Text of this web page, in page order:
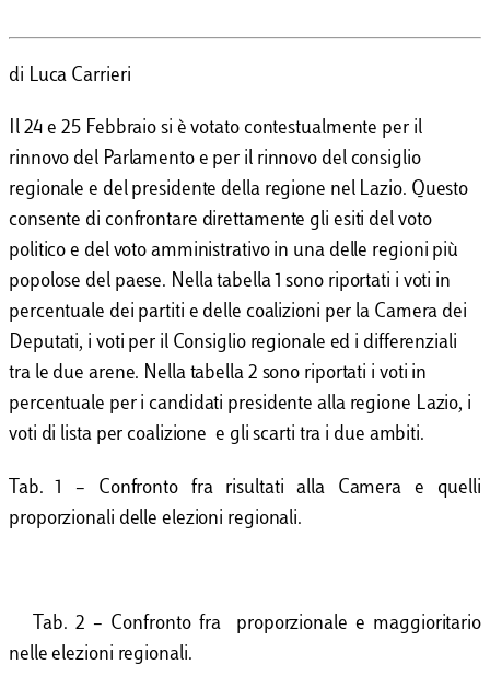
di Luca Carrieri
Il 24 e 25 Febbraio si è votato contestualmente per il
rinnovo del Parlamento e per il rinnovo del consiglio
regionale e del presidente della regione nel Lazio. Questo
consente di confrontare direttamente gli esiti del voto
politico e del voto amministrativo in una delle regioni più
popolose del paese. Nella tabella 1 sono riportati i voti in
percentuale dei partiti e delle coalizioni per la Camera dei
Deputati, i voti per il Consiglio regionale ed i differenziali
tra le due arene. Nella tabella 2 sono riportati i voti in
percentuale per i candidati presidente alla regione Lazio, i
voti di lista per coalizione e gli scarti tra i due ambiti.
Tab. 1 – Confronto fra risultati alla Camera e quelli
proporzionali delle elezioni regionali.
Tab. 2 – Confronto fra proporzionale e maggioritario
nelle elezioni regionali.